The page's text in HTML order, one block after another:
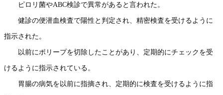
ピロリ菌やABC検診で異常があると言われた。
健診の便潜血検査で陽性と判定され、精密検査を受けるように
指示された。
以前にポリープを切除したことがあり、定期的にチェックを受
けるように指示されている。
胃腸の病気を以前に指摘され、定期的に検査を受けるように指